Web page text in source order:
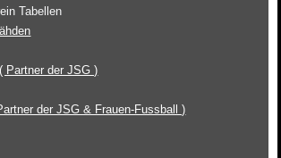
Tabellen
Partner der JSG )
der JSG & Frauen-Fussball )